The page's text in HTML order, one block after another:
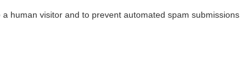
human visitor and to prevent automated spam submissions.